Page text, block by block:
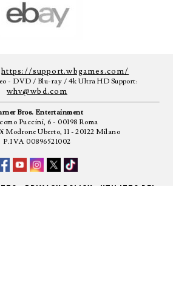
https://support.wbgames.com/
- DVD / Blu-ray / 4k Ultra HD Support:
whv@wbd.com
Bros. Entertainment
Puccini, 6 - 00198 Roma
Modrone Uberto, 11 - 20122 Milano
P.IVA 00896521002
PRIVACY POLICY
UTILIZZO DEI